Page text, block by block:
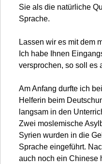
Sie als die natürliche
Sprache.
Lassen wir es mit dem
Ich habe Ihnen
versprochen, so soll es
Am Anfang durfte ich
Helferin beim
langsam in den
Zwei moslemische
Syrien wurden in die
Sprache eingeführt.
auch noch ein Chinese